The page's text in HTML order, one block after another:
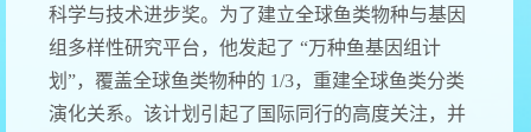
科学与技术进步奖。为了建立全球鱼类物种与基因
组多样性研究平台，他发起了 “万种鱼基因组计
划”，覆盖全球鱼类物种的 1/3，重建全球鱼类分类
演化关系。该计划引起了国际同行的高度关注，并